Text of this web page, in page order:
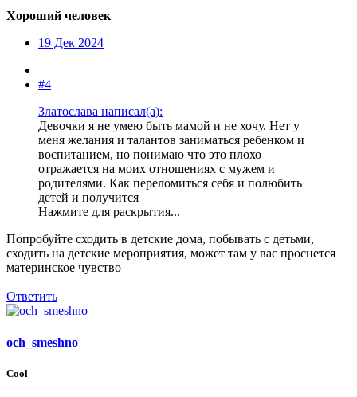
Хороший человек
19 Дек 2024
#4
Златослава написал(а):
Девочки я не умею быть мамой и не хочу. Нет у
меня желания и талантов заниматься ребенком и
воспитанием, но понимаю что это плохо
отражается на моих отношениях с мужем и
родителями. Как переломиться себя и полюбить
детей и получится
Нажмите для раскрытия...
Попробуйте сходить в детские дома, побывать с детьми,
сходить на детские мероприятия, может там у вас проснется
материнское чувство
Ответить
och_smeshno
Cool